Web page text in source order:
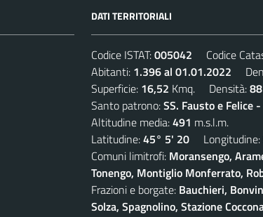
DATI TERRITORIALI
Codice ISTAT:005042 Codice
Abitanti: 1.396 al 01.01.2022
Superficie: 16,52 Kmq. Densità:88
Santo patrono:SS. Fausto e Felice
Altitudine media:491 m.s.l.m.
Latitudine:45° 5' 20 Longitudine:
Comuni limitrofi: Moransengo,
Tonengo, Montiglio Monferrato,
Frazioni e borgate: Bauchieri,
Solza, Spagnolino, Stazione